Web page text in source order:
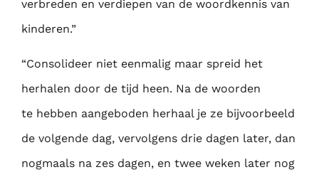
verbreden en verdiepen van de woordkennis van
kinderen.”
“Consolideer niet eenmalig maar spreid het
herhalen door de tijd heen. Na de woorden
te hebben aangeboden herhaal je ze bijvoorbeeld
de volgende dag, vervolgens drie dagen later, dan
nogmaals na zes dagen, en twee weken later nog